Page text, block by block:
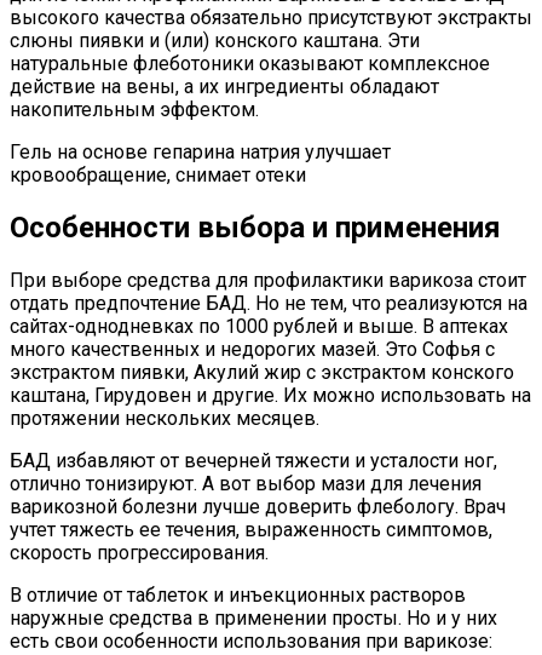
высокого качества обязательно присутствуют экстракты
слюны пиявки и (или) конского каштана. Эти
натуральные флеботоники оказывают комплексное
действие на вены, а их ингредиенты обладают
накопительным эффектом.
Гель на основе гепарина натрия улучшает
кровообращение, снимает отеки
Особенности выбора и применения
При выборе средства для профилактики варикоза стоит
отдать предпочтение БАД. Но не тем, что реализуются на
сайтах-однодневках по 1000 рублей и выше. В аптеках
много качественных и недорогих мазей. Это Софья с
экстрактом пиявки, Акулий жир с экстрактом конского
каштана, Гирудовен и другие. Их можно использовать на
протяжении нескольких месяцев.
БАД избавляют от вечерней тяжести и усталости ног,
отлично тонизируют. А вот выбор мази для лечения
варикозной болезни лучше доверить флебологу. Врач
учтет тяжесть ее течения, выраженность симптомов,
скорость прогрессирования.
В отличие от таблеток и инъекционных растворов
наружные средства в применении просты. Но и у них
есть свои особенности использования при варикозе: